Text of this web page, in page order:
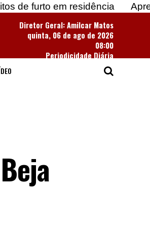
residência
Apreendidas
Diretor Geral: Amilcar Matos
quinta, 06 de ago de 2026
08:00
Periodicidade Diária